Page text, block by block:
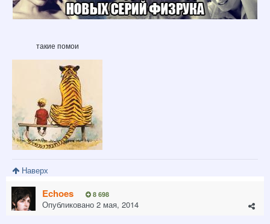
такие помои
Наверх
Echoes 8 698
Опубликовано 2 мая, 2014